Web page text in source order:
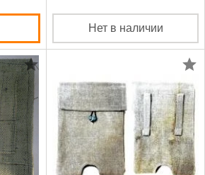
Нет в наличии